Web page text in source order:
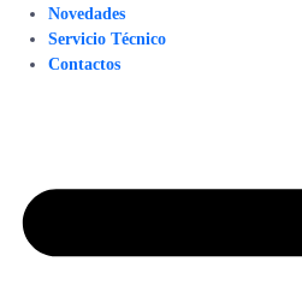
Novedades
Servicio Técnico
Contactos